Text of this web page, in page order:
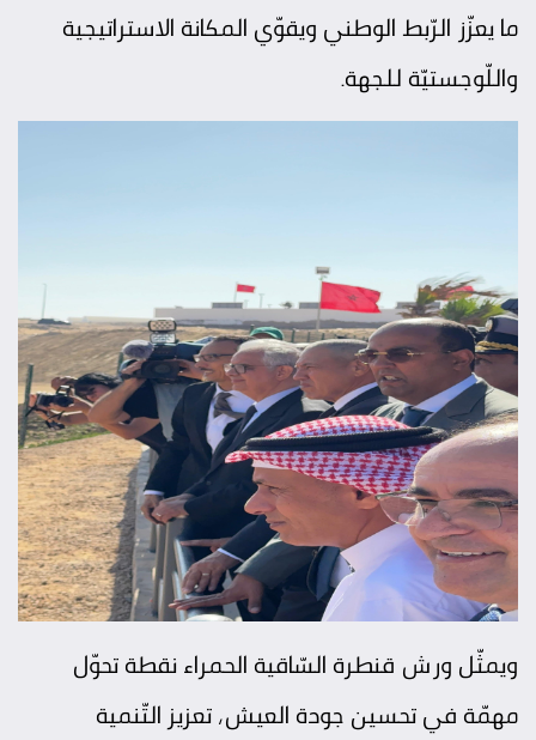
ما يعزّز الرّبط الوطني ويقوّي المكانة الاستراتيجية
واللّوجستيّة للجهة.
ويمثّل ورش قنطرة السّاقية الحمراء نقطة تحوّل
مهمّة في تحسين جودة العيش، تعزيز التّنمية